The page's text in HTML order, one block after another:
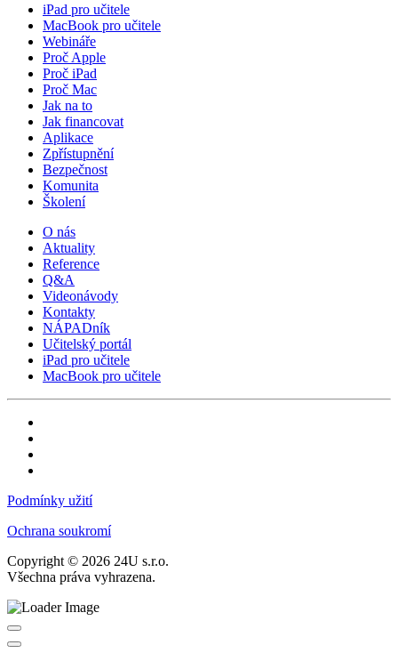
iPad pro učitele
MacBook pro učitele
Webináře
Proč Apple
Proč iPad
Proč Mac
Jak na to
Jak financovat
Aplikace
Zpřístupnění
Bezpečnost
Komunita
Školení
O nás
Aktuality
Reference
Q&A
Videonávody
Kontakty
NÁPADník
Učitelský portál
iPad pro učitele
MacBook pro učitele
Podmínky užití
Ochrana soukromí
Copyright © 2026 24U s.r.o.
Všechna práva vyhrazena.